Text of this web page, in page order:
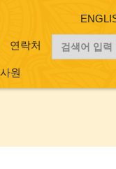
색:
연락처
원